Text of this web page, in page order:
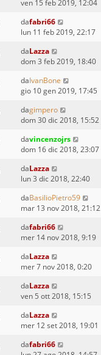
ven 15 feb 2019, 12:04
dafabri66
lun 11 feb 2019, 22:17
daLazza
dom 3 feb 2019, 18:40
daIvanBone
gio 10 gen 2019, 17:45
dagimpero
dom 30 dic 2018, 15:52
davincenzojrs
dom 16 dic 2018, 23:07
daLazza
lun 3 dic 2018, 22:40
daBasilioPietro59
mar 13 nov 2018, 21:12
dafabri66
mer 14 nov 2018, 9:19
daLazza
mer 7 nov 2018, 0:20
daLazza
ven 5 ott 2018, 15:15
daLazza
mer 12 set 2018, 19:01
dafabri66